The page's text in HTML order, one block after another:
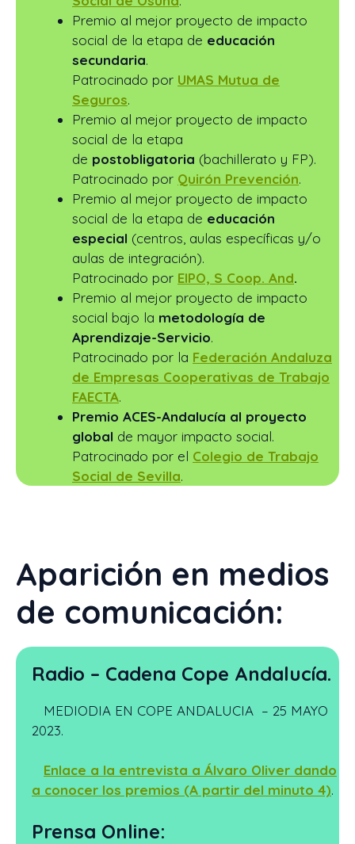
Premio al mejor proyecto de impacto
social de la etapa de educación
secundaria.
Patrocinado por UMAS Mutua de
Seguros.
Premio al mejor proyecto de impacto
social de la etapa
de postobligatoria (bachillerato y FP).
Patrocinado por Quirón Prevención.
Premio al mejor proyecto de impacto
social de la etapa de educación
especial (centros, aulas específicas y/o
aulas de integración).
Patrocinado por EIPO, S Coop. And.
Premio al mejor proyecto de impacto
social bajo la metodología de
Aprendizaje-Servicio.
Patrocinado por la Federación Andaluza
de Empresas Cooperativas de Trabajo
FAECTA.
Premio ACES-Andalucía al proyecto
global de mayor impacto social.
Patrocinado por el Colegio de Trabajo
Social de Sevilla.
Aparición en medios
de comunicación:
Radio – Cadena Cope Andalucía.
MEDIODIA EN COPE ANDALUCIA – 25 MAYO
2023.
Enlace a la entrevista a Álvaro Oliver dando
a conocer los premios (A partir del minuto 4).
Prensa Online: